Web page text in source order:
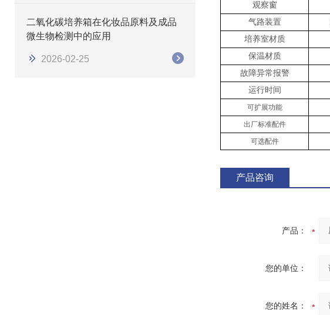
二氧化碳培养箱在化妆品原料及成品
微生物检测中的应用
2026-02-25
观察窗
气路装置
培养室材质
保温材质
故障异常报警
运行时间
可扩展功能
出厂标准配件
可选配件
产品咨询
产品：
您的单位：
您的姓名：